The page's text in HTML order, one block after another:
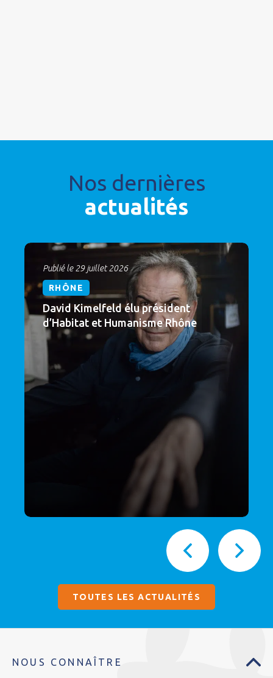
Nos dernières
actualités
Publié le 29 juillet 2026
RHÔNE
David Kimelfeld élu président
d’Habitat et Humanisme Rhône
TOUTES LES ACTUALITÉS
NOUS CONNAÎTRE